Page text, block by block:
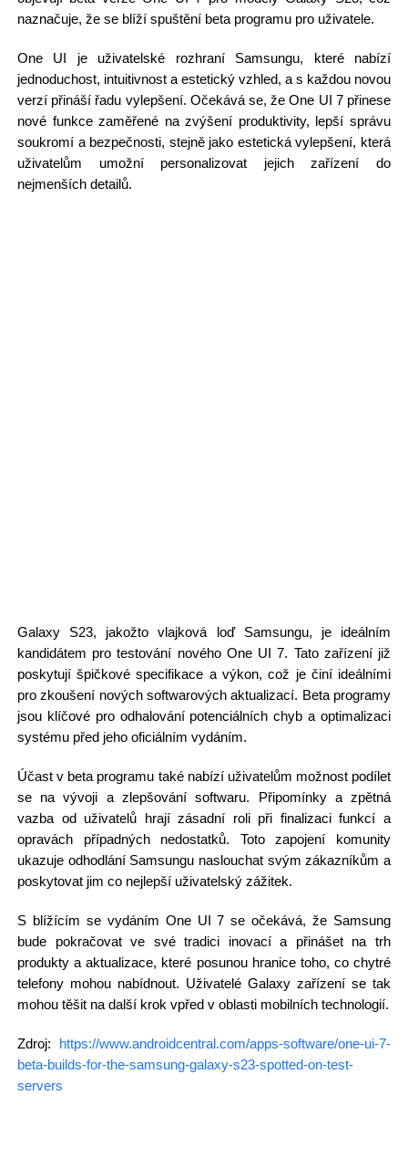
naznačuje, že se blíží spuštění beta programu pro uživatele.
One UI je uživatelské rozhraní Samsungu, které nabízí
jednoduchost, intuitivnost a estetický vzhled, a s každou novou
verzí přináší řadu vylepšení. Očekává se, že One UI 7 přinese
nové funkce zaměřené na zvýšení produktivity, lepší správu
soukromí a bezpečnosti, stejně jako estetická vylepšení, která
uživatelům umožní personalizovat jejich zařízení do
nejmenších detailů.
Galaxy S23, jakožto vlajková loď Samsungu, je ideálním
kandidátem pro testování nového One UI 7. Tato zařízení již
poskytují špičkové specifikace a výkon, což je činí ideálními
pro zkoušení nových softwarových aktualizací. Beta programy
jsou klíčové pro odhalování potenciálních chyb a optimalizaci
systému před jeho oficiálním vydáním.
Účast v beta programu také nabízí uživatelům možnost podílet
se na vývoji a zlepšování softwaru. Připomínky a zpětná
vazba od uživatelů hrají zásadní roli při finalizaci funkcí a
opravách případných nedostatků. Toto zapojení komunity
ukazuje odhodlání Samsungu naslouchat svým zákazníkům a
poskytovat jim co nejlepší uživatelský zážitek.
S blížícím se vydáním One UI 7 se očekává, že Samsung
bude pokračovat ve své tradici inovací a přinášet na trh
produkty a aktualizace, které posunou hranice toho, co chytré
telefony mohou nabídnout. Uživatelé Galaxy zařízení se tak
mohou těšit na další krok vpřed v oblasti mobilních technologií.
Zdroj: https://www.androidcentral.com/apps-software/one-ui-7-
beta-builds-for-the-samsung-galaxy-s23-spotted-on-test-
servers